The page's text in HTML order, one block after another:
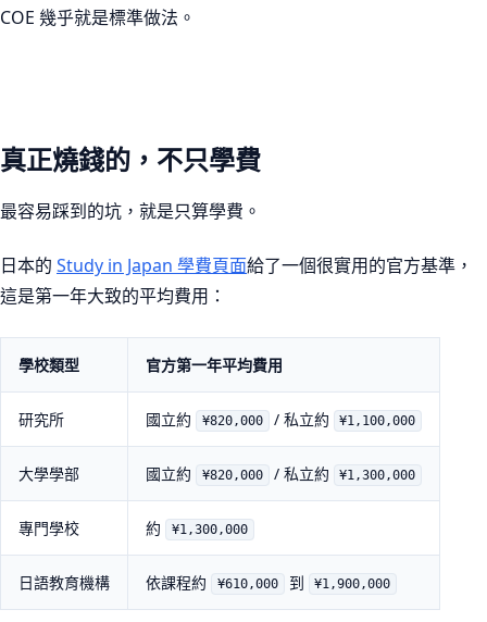
COE 幾乎就是標準做法。
真正燒錢的，不只學費
最容易踩到的坑，就是只算學費。
日本的 Study in Japan 學費頁面給了一個很實用的官方基準，
這是第一年大致的平均費用：
學校類型 官方第一年平均費用
研究所 國立約 ¥820,000 / 私立約 ¥1,100,000
大學學部 國立約 ¥820,000 / 私立約 ¥1,300,000
專門學校 約 ¥1,300,000
日語教育機構 依課程約 ¥610,000 到 ¥1,900,000